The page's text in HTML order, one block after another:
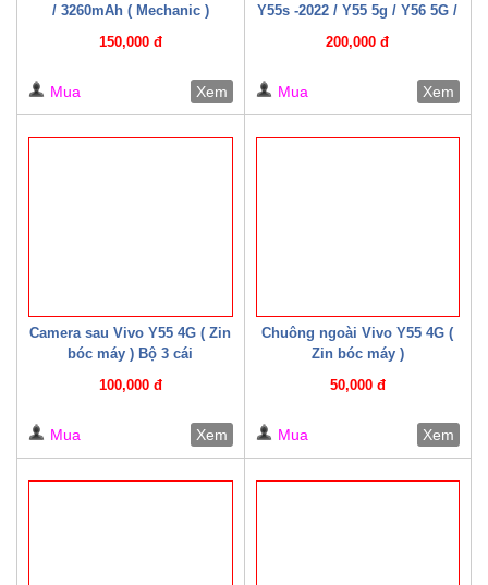
/ 3260mAh ( Mechanic )
150,000 đ
Mua Xem
Y55s -2022 / Y55 5g / Y56 5G /
Y77e / Y72t / U5 / T2x / T1x /
200,000 đ
Mua Xem
Camera sau Vivo Y55 4G ( Zin
bóc máy ) Bộ 3 cái
100,000 đ
Mua Xem
Chuông ngoài Vivo Y55 4G (
Zin bóc máy )
50,000 đ
Mua Xem